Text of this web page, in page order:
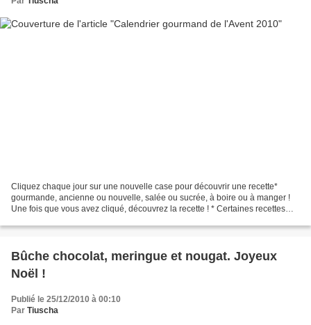
Cliquez chaque jour sur une nouvelle case pour découvrir une recette*
gourmande, ancienne ou nouvelle, salée ou sucrée, à boire ou à manger !
Une fois que vous avez cliqué, découvrez la recette ! * Certaines recettes
Bûche chocolat, meringue et nougat. Joyeux
Noël !
Publié le 25/12/2010 à 00:10
Par Tiuscha